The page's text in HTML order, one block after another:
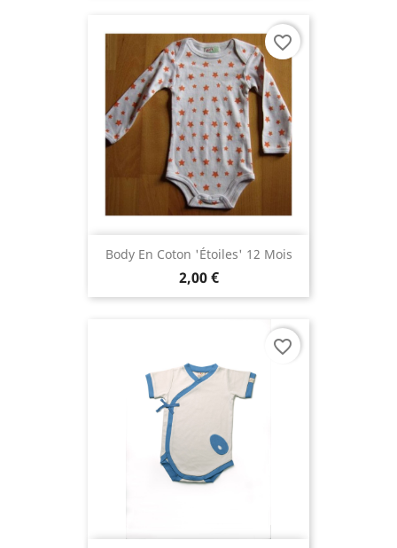
Body En Coton 'étoiles' 12 Mois
2,00 €
favorite_border
favorite_border